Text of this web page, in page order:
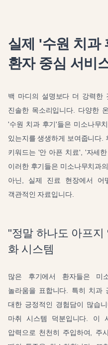
실제 '수원 치과
환자 중심 서비
백 마디의 설명보다 더 강력한
진솔한 목소리입니다. 다양한
'수원 치과 후기'들은 미소나무
있는지를 생생하게 보여줍니다.
키워드는 '안 아픈 치료', '자세
이러한 후기들은 미소나무치과
아닌, 실제 진료 현장에서 어
객관적인 자료입니다.
"정말 하나도 아프지
화 시스템
많은 후기에서 환자들은 미
놀라움을 표합니다. 특히 치과
대한 긍정적인 경험담이 많습
마취 시스템 덕분입니다. 이
압력으로 천천히 주입하여, 주